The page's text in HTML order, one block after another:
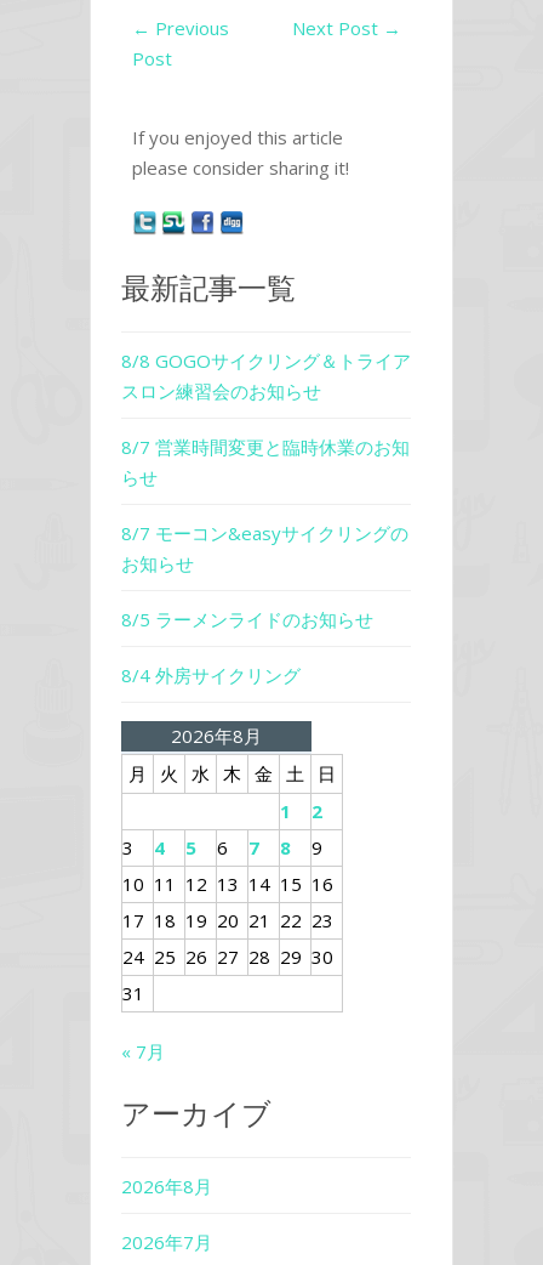
← Previous
Post
Next Post →
If you enjoyed this article
please consider sharing it!
最新記事一覧
8/8 GOGOサイクリング＆トライア
スロン練習会のお知らせ
8/7 営業時間変更と臨時休業のお知
らせ
8/7 モーコン&easyサイクリングの
お知らせ
8/5 ラーメンライドのお知らせ
8/4 外房サイクリング
2026年8月
月
火 水 木 金 土
日
1
2
3
4 5 6 7 8
9
10 11 12 13 14 15 16
17 18 19 20 21 22 23
24 25 26 27 28 29 30
31
« 7月
アーカイブ
2026年8月
2026年7月